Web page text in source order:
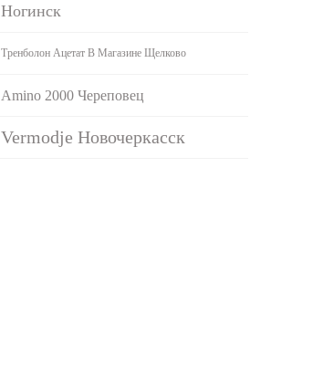
Ногинск
Тренболон Ацетат В Магазине Щелково
Amino 2000 Череповец
Vermodje Новочеркасск